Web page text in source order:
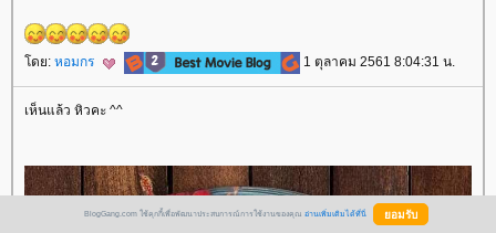
ดย: หอมกร 1 ตุลาคม 2561 8:04:31 น.
เห็นแล้ว หิวคะ ^^
BlogGang.com ใช้คุกกี้เพื่อพัฒนาประสบการณ์การใช้งานของคุณ อ่านเพิ่มเติมได้ที่นี่